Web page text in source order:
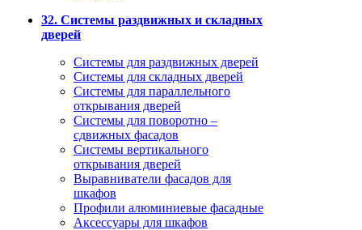
32. Системы раздвижных и складных
дверей
Системы для раздвижных дверей
Системы для складных дверей
Системы для параллельного
открывания дверей
Системы для поворотно –
сдвижных фасадов
Системы вертикального
открывания дверей
Выравниватели фасадов для
шкафов
Профили алюминиевые фасадные
Аксессуары для шкафов